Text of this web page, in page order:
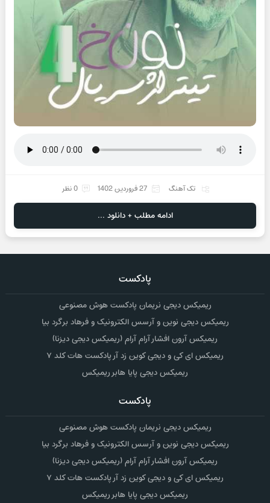
تک آهنگ 27 فروردین 1402 0 نظر
ادامه مطلب + دانلود ...
پادکست
ریمیکس دیجی نریمان پادکست هوش مصنوعی
ریمیکس دیجی نوین و آرسس الکترونیک و فرهاد برگرد بیا
ریمیکس آرون افشار آرام آرام (ریمیکس دیجی دیزنا)
ریمیکس ای کی و دیجی کوین زد آر پادکست هات کلد ۷
ریمیکس دیجی پایا هابر ریمیکس
پادکست
ریمیکس دیجی نریمان پادکست هوش مصنوعی
ریمیکس دیجی نوین و آرسس الکترونیک و فرهاد برگرد بیا
ریمیکس آرون افشار آرام آرام (ریمیکس دیجی دیزنا)
ریمیکس ای کی و دیجی کوین زد آر پادکست هات کلد ۷
ریمیکس دیجی پایا هابر ریمیکس